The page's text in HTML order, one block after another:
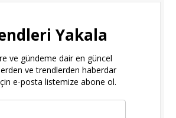
Yakala
ve gündeme dair en güncel
ve trendlerden haberdar
e-posta listemize abone ol.